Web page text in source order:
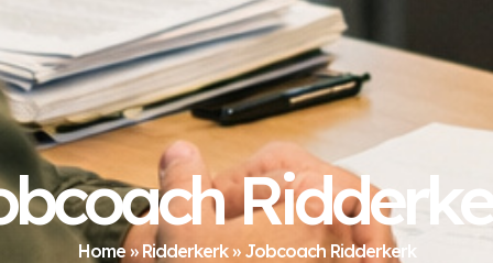
Home»Ridderkerk» Jobcoach Ridderkerk